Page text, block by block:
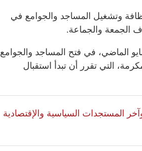
وتشغيل المساجد والجوامع في
الجمعة والجماعة.
وزارة الشؤون الإسلامية قد بدأت في 31 مايو الماضي، في فتح المساجد والجوامع
التي تقرر أن تبدأ استقبال
وآخر المستجدات السياسية والإقتصادية